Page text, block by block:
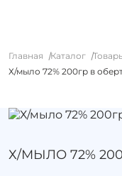
Главная Каталог
Х/мыло 72% 200гр в
Х/МЫЛО 72%